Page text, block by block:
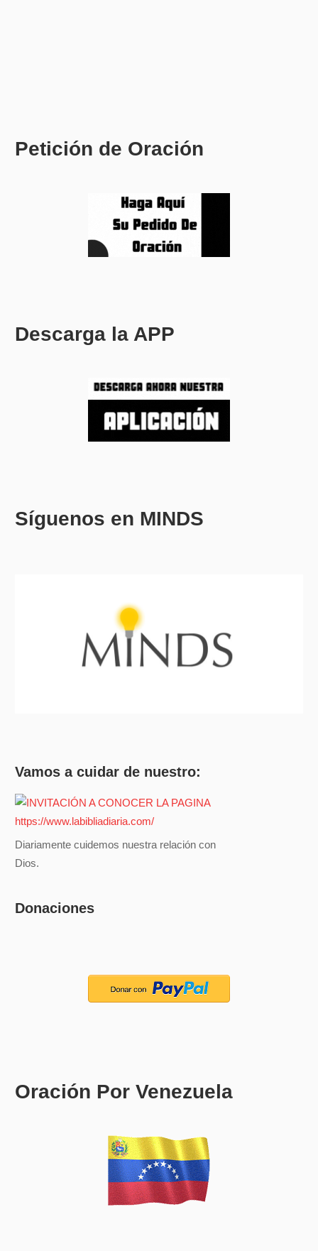
Petición de Oración
Descarga la APP
Síguenos en MINDS
Vamos a cuidar de nuestro:
Diariamente cuidemos nuestra relación con
Dios.
Donaciones
Oración Por Venezuela